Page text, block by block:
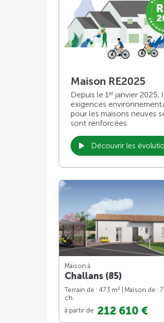
Maison RE2025
Depuis le 1 er janvier 2025,
exigences
pour les maisons neuves
sont renforcées.
Découvrir les
Maison à
Challans (85)
Terrain de : 473 m2
| Maison de :
ch.
à partir de 212 610 €